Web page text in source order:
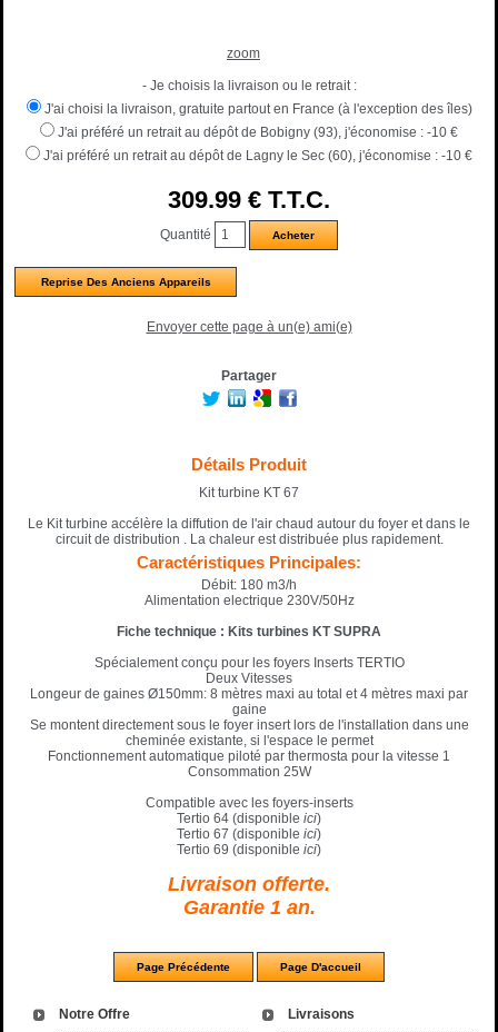
Notre Offre Livraisons
zoom
- Je choisis la livraison ou le retrait :
J'ai choisi la livraison, gratuite partout en France (à l'exception des îles)
J'ai préféré un retrait au dépôt de Bobigny (93), j'économise : -10 €
J'ai préféré un retrait au dépôt de Lagny le Sec (60), j'économise : -10 €
309.99 € T.T.C.
Quantité
Reprise Des Anciens Appareils
Envoyer cette page à un(e) ami(e)
Partager
Détails Produit
Kit turbine KT 67
Le Kit turbine accélère la diffution de l'air chaud autour du foyer et dans le
circuit de distribution . La chaleur est distribuée plus rapidement.
Caractéristiques Principales:
Débit: 180 m3/h
Alimentation electrique 230V/50Hz
Fiche technique : Kits turbines KT SUPRA
Spécialement conçu pour les foyers Inserts TERTIO
Deux Vitesses
Longeur de gaines Ø150mm: 8 mètres maxi au total et 4 mètres maxi par
gaine
Se montent directement sous le foyer insert lors de l'installation dans une
cheminée existante, si l'espace le permet
Fonctionnement automatique piloté par thermosta pour la vitesse 1
Consommation 25W
Compatible avec les foyers-inserts
Tertio 64 (disponible ici)
Tertio 67 (disponible ici)
Tertio 69 (disponible ici)
Livraison offerte.
Garantie 1 an.